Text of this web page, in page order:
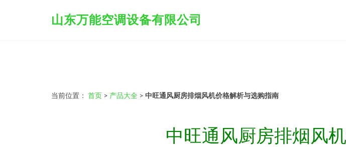
山东万能空调设备有限公司
当前位置： 首页 > 产品大全 > 中旺通风厨房排烟风机价格解析与选购指南
中旺通风厨房排烟风